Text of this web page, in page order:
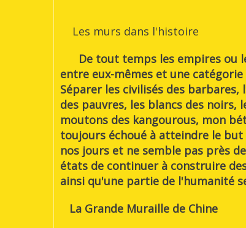
Les murs dans l'histoire
De tout temps les empires ou
entre eux-mêmes et une
Séparer les civilisés des barbares,
des pauvres, les blancs des noirs,
moutons des kangourous, mon
toujours échoué à atteindre le
nos jours et ne semble pas près
états de continuer à construire
ainsi qu'une partie de l'humanité
La Grande Muraille de Chine